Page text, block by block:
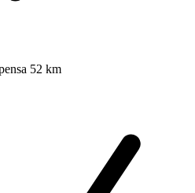
52 km